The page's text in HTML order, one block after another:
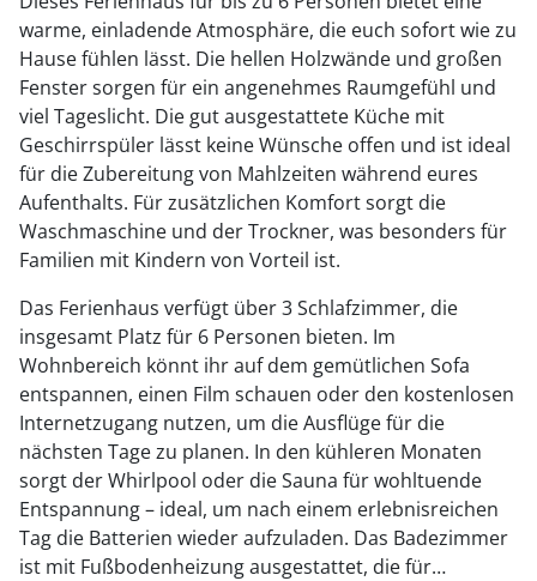
warme, einladende Atmosphäre, die euch sofort wie zu
Hause fühlen lässt. Die hellen Holzwände und großen
Fenster sorgen für ein angenehmes Raumgefühl und
viel Tageslicht. Die gut ausgestattete Küche mit
Geschirrspüler lässt keine Wünsche offen und ist ideal
für die Zubereitung von Mahlzeiten während eures
Aufenthalts. Für zusätzlichen Komfort sorgt die
Waschmaschine und der Trockner, was besonders für
Familien mit Kindern von Vorteil ist.
Das Ferienhaus verfügt über 3 Schlafzimmer, die
insgesamt Platz für 6 Personen bieten. Im
Wohnbereich könnt ihr auf dem gemütlichen Sofa
entspannen, einen Film schauen oder den kostenlosen
Internetzugang nutzen, um die Ausflüge für die
nächsten Tage zu planen. In den kühleren Monaten
sorgt der Whirlpool oder die Sauna für wohltuende
Entspannung – ideal, um nach einem erlebnisreichen
Tag die Batterien wieder aufzuladen. Das Badezimmer
ist mit Fußbodenheizung ausgestattet, die für